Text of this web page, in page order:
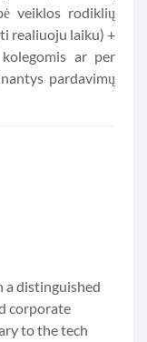
veiklos rodiklių
realiuoju laiku) +
ar per
pardavimų
a distinguished
corporate
to the tech